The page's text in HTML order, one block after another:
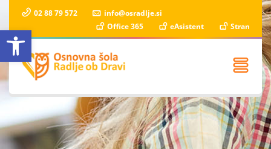
Open toolbar
02 88 79 572
info@osradlje.si
Office 365
eAsistent Stran